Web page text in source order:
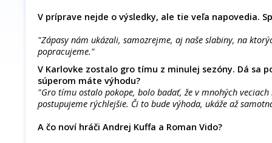
V príprave nejde o výsledky, ale tie veľa napovedia.
"Zápasy nám ukázali, samozrejme, aj naše slabiny, na
popracujeme."
V Karlovke zostalo gro tímu z minulej sezóny. Dá sa
súperom máte výhodu?
"Gro tímu ostalo pokope, bolo badať, že v mnohých
postupujeme rýchlejšie. Či to bude výhoda, ukáže až
A čo noví hráči Andrej Kuffa a Roman Vido?